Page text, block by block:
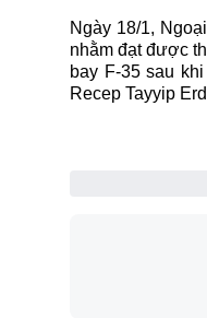
Ngày 18/1,
nhằm đạt được
bay F-35 sau
Recep Tayyip